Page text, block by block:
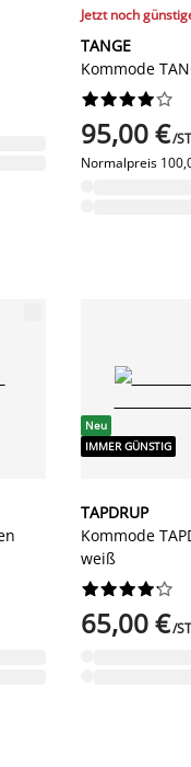
Jetzt noch
TANGE
Kommode






95,00 €/
Normalpreis
Neu
IMMER GÜNSTIG
TAPDRUP
Kommode
weiß






65,00 €/